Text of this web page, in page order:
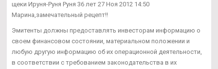
щеки Ируня-Руня Руня 36 лет 27 Ноя 2012 14:50
Марина,замечательный рецепт!!
Эмитенты должны предоставлять инвесторам информацию о
своем финансовом состоянии, материальном положении и
любую другую информацию об их операционной деятельности,
в соответствии с требованием законодательства в их